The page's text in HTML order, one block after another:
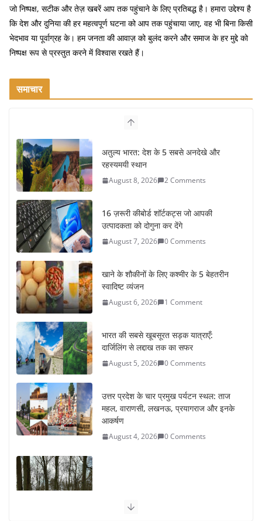
जो निष्पक्ष, सटीक और तेज़ खबरें आप तक पहुंचाने के लिए प्रतिबद्ध है। हमारा उद्देश्य है
कि देश और दुनिया की हर महत्वपूर्ण घटना को आप तक पहुंचाया जाए, वह भी बिना किसी
भेदभाव या पूर्वाग्रह के। हम जनता की आवाज़ को बुलंद करने और समाज के हर मुद्दे को
निष्पक्ष रूप से प्रस्तुत करने में विश्वास रखते हैं।
समाचार
अतुल्य भारत: देश के 5 सबसे अनदेखे और
August 8, 2026 2 Comments
16 ज़रूरी कीबोर्ड शॉर्टकट्स जो आपकी
August 7, 2026 0 Comments
खाने के शौकीनों के लिए कश्मीर के 5 बेहतरीन
August 6, 2026 1 Comment
भारत की सबसे खूबसूरत सड़क यात्राएँ:
August 5, 2026 0 Comments
उत्तर प्रदेश के चार प्रमुख पर्यटन स्थल: ताज
आकर्षण
August 4, 2026 0 Comments